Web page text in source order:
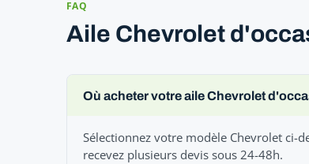
FAQ
Aile Chevrolet
Où acheter votre aile Chevrolet
Sélectionnez votre modèle Chevrolet ci-
recevez plusieurs devis sous 24-48h.